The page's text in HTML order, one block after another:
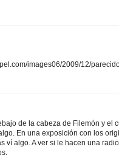
images06/2009/12/
de la cabeza de Filemón y el
En una exposición con los
ví algo. A ver si le hacen una